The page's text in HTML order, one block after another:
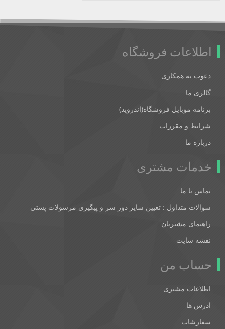
اطلاعات فروشگاه
دعوت به همکاری
گالری ما
برنامه موبایل فروشگاه(اندروید)
شرایط و مقررات
درباره ما
خدمات مشتری
تماس با ما
سوالات متداول : تعیین سایز دور سر و پیگیری مرسولات پستی
راهنمای مشتریان
نقشه سایت
حساب من
اطلاعات مشتری
ادرس ها
سفارشات